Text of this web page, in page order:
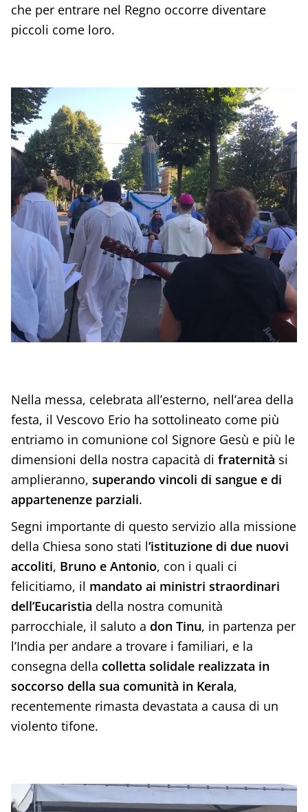
che per entrare nel Regno occorre diventare
piccoli come loro.
Nella messa, celebrata all’esterno, nell’area della
festa, il Vescovo Erio ha sottolineato come più
entriamo in comunione col Signore Gesù e più le
dimensioni della nostra capacità di fraternità si
amplieranno, superando vincoli di sangue e di
appartenenze parziali.
Segni importante di questo servizio alla missione
della Chiesa sono stati l’istituzione di due nuovi
accoliti, Bruno e Antonio, con i quali ci
felicitiamo, il mandato ai ministri straordinari
dell’Eucaristia della nostra comunità
parrocchiale, il saluto a don Tinu, in partenza per
l’India per andare a trovare i familiari, e la
consegna della colletta solidale realizzata in
soccorso della sua comunità in Kerala,
recentemente rimasta devastata a causa di un
violento tifone.